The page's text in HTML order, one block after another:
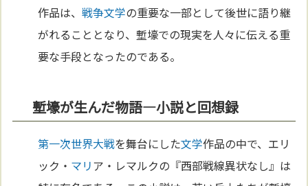
作品は、戦争文学の重要な一部として後世に語り継
がれることとなり、塹壕での現実を人々に伝える重
要な手段となったのである。
塹壕が生んだ物語—小説と回想録
第一次世界大戦を舞台にした文学作品の中で、エリ
ック・ マリア・レマルクの『西部戦線異状なし』は